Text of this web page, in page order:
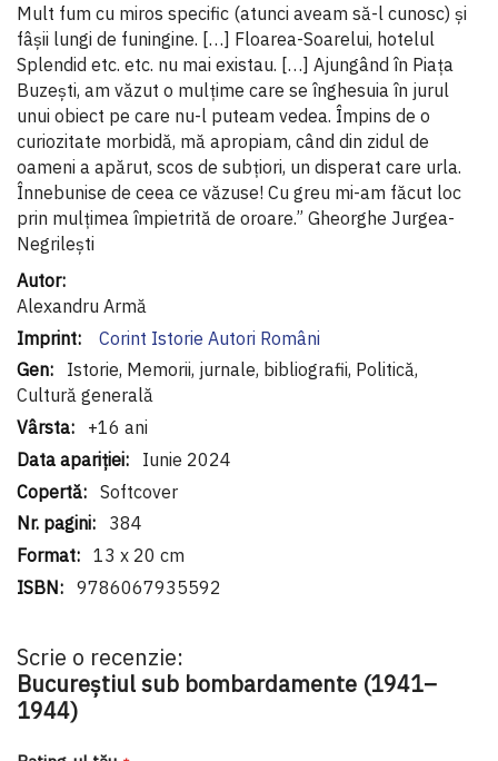
Mult fum cu miros specific (atunci aveam să-l cunosc) și
fâșii lungi de funingine. […] Floarea-Soarelui, hotelul
Splendid etc. etc. nu mai existau. […] Ajungând în Piața
Buzești, am văzut o mulțime care se înghesuia în jurul
unui obiect pe care nu-l puteam vedea. Împins de o
curiozitate morbidă, mă apropiam, când din zidul de
oameni a apărut, scos de subțiori, un disperat care urla.
Înnebunise de ceea ce văzuse! Cu greu mi-am făcut loc
prin mulțimea împietrită de oroare.” Gheorghe Jurgea-
Negrilești
Informaţii
suplimentare
Alexandru Armă
Corint Istorie Autori Români
Istorie, Memorii, jurnale, bibliografii, Politică,
Cultură generală
+16 ani
Iunie 2024
Softcover
384
13 x 20 cm
9786067935592
Scrie o recenzie:
Bucureștiul sub bombardamente (1941–
1944)